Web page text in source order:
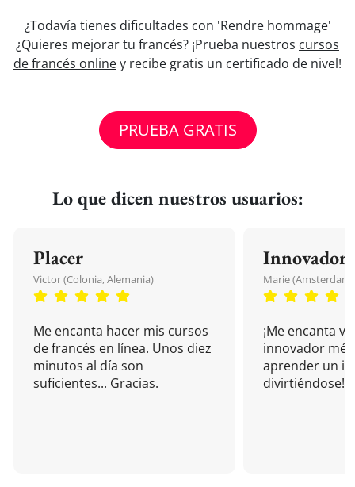
¿Todavía tienes dificultades con 'Rendre hommage'
¿Quieres mejorar tu francés? ¡Prueba nuestros cursos
de francés onliney recibe gratis un certificado de nivel!
PRUEBA GRATIS
Lo que dicen nuestros usuarios:
Placer
Victor (Colonia, Alemania)
Me encanta hacer mis cursos
de francés en línea. Unos diez
minutos al día son
suficientes... Gracias.
Innovador
Marie (Amsterdam,
¡Me encanta
innovador
aprender un
divirtiéndose!